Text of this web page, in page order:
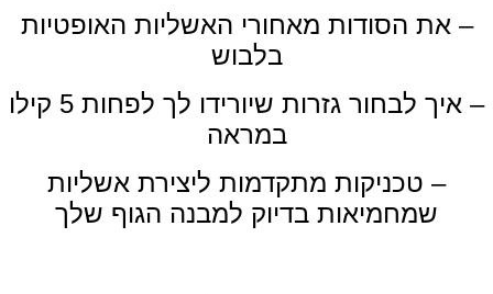
– את הסודות מאחורי האשליות האופטיות
בלבוש
– איך לבחור גזרות שיורידו לך לפחות 5 קילו
במראה
– טכניקות מתקדמות ליצירת אשליות
שמחמיאות בדיוק למבנה הגוף שלך